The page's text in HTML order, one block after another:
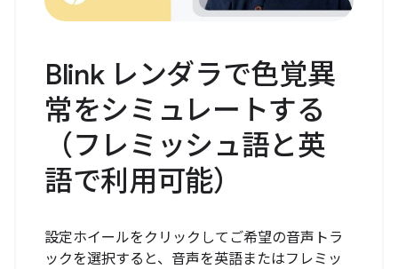
Blink レンダラで色覚異
常をシミュレートする
（フレミッシュ語と英
語で利用可能）
設定ホイールをクリックしてご希望の音声トラ
ックを選択すると、音声を英語またはフレミッ